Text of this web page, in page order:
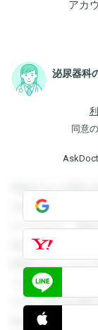
アカ
泌尿器科
同意
登録すると回答
を閲覧すること
ができます。登
録すると回答を
閲覧することが
できます。登録
すると回答を閲
覧することができ